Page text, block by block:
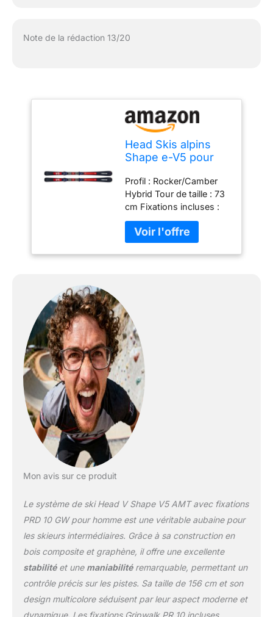
Note de la rédaction 13/20
Head Skis alpins
Shape e-V5 pour
Profil : Rocker/Camber
Hybrid Tour de taille : 73
cm Fixations incluses :
Mon avis sur ce produit
Le système de ski Head V Shape V5 AMT avec fixations
PRD 10 GW pour homme est une véritable aubaine pour
les skieurs intermédiaires. Grâce à sa construction en
bois composite et graphène, il offre une excellente
stabilitéet une maniabilitéremarquable, permettant un
contrôle précis sur les pistes. Sa taille de 156 cm et son
design multicolore séduisent par leur aspect moderne et
dynamique. Les fixations Gripwalk PR 10 incluses